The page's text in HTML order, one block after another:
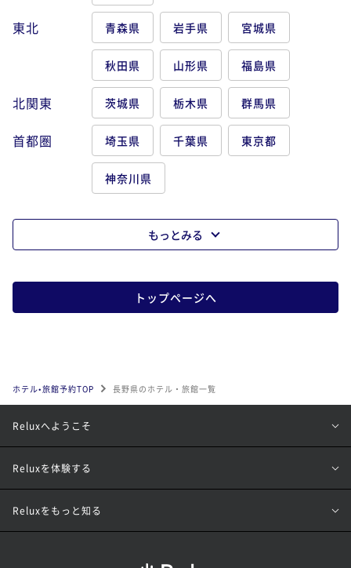
東北 青森県 岩手県 宮城県
秋田県 山形県 福島県
北関東 茨城県 栃木県 群馬県
首都圏 埼玉県 千葉県 東京都
神奈川県
もっとみる
トップページへ
ホテル•旅館予約TOP 長野県のホテル・旅館一覧
Reluxへようこそ
Reluxを体験する
Reluxをもっと知る